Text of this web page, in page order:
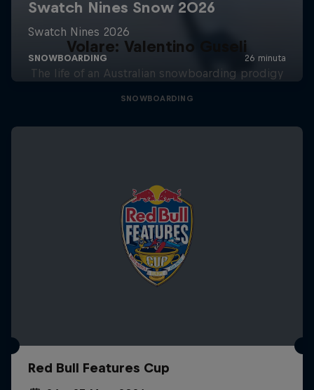
Volare: Valentino Guseli
The life of an Australian snowboarding prodigy
SNOWBOARDING
Red Bull Features Cup